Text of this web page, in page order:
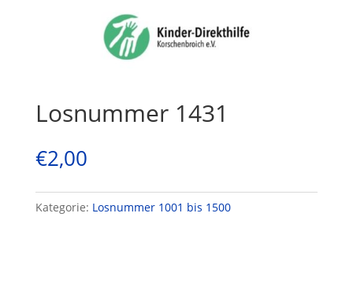
Losnummer 1431
€2,00
Kategorie: Losnummer 1001 bis 1500